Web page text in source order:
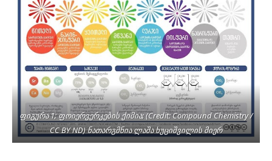
ფიგურა 1; ფოიერვერკების ქიმია; (Credit: Compound Chemistry /
CC BY ND) ნათარგმნია ლაშა ხუციშვილის მიერ